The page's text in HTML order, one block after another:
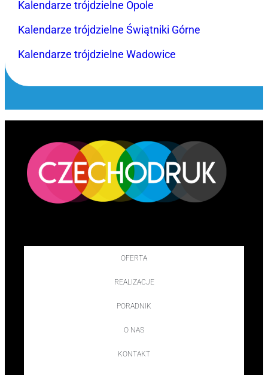
Kalendarze trójdzielne Opole
Kalendarze trójdzielne Świątniki Górne
Kalendarze trójdzielne Wadowice
OFERTA
REALIZACJE
PORADNIK
O NAS
KONTAKT